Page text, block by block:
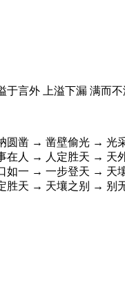
言外 上溢下漏 满而
凿 → 凿壁偷光 →
人 → 人定胜天 →
一 → 一步登天 →
天 → 天壤之别 →